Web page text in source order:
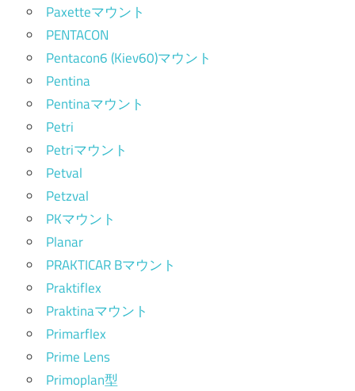
Paxetteマウント
PENTACON
Pentacon6 (Kiev60)マウント
Pentina
Pentinaマウント
Petri
Petriマウント
Petval
Petzval
PKマウント
Planar
PRAKTICAR Bマウント
Praktiflex
Praktinaマウント
Primarflex
Prime Lens
Primoplan型